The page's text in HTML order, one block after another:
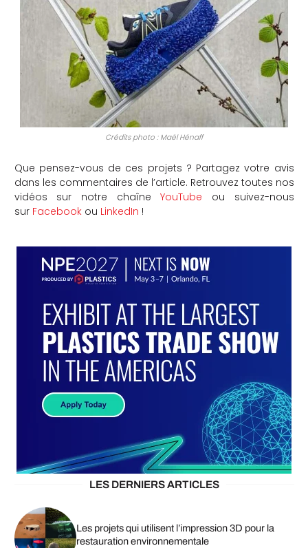
Crédits photo : Maël Hénaff
Que pensez-vous de ces projets ? Partagez votre avis
dans les commentaires de l’article. Retrouvez toutes nos
vidéos sur notre chaîneYouTube ou suivez-nous
sur Facebookou LinkedIn !
LES DERNIERS ARTICLES
Les projets qui utilisent l’impression 3D pour la
restauration environnementale